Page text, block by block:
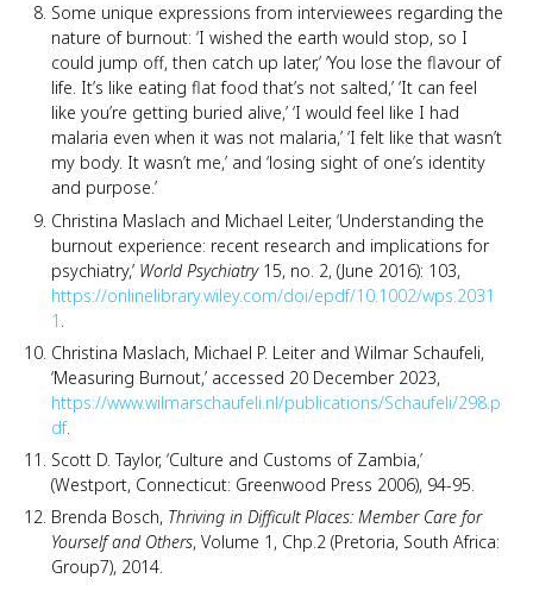
Some unique expressions from interviewees regarding the
nature of burnout: ‘I wished the earth would stop, so I
could jump off, then catch up later,’ ‘You lose the flavour of
life. It’s like eating flat food that’s not salted,’ ‘It can feel
like you’re getting buried alive,’ ‘I would feel like I had
malaria even when it was not malaria,’ ‘I felt like that wasn’t
my body. It wasn’t me,’ and ‘losing sight of one’s identity
and purpose.’
Christina Maslach and Michael Leiter, ‘Understanding the
burnout experience: recent research and implications for
psychiatry,’ World Psychiatry 15, no. 2, (June 2016): 103,
https://onlinelibrary.wiley.com/doi/epdf/10.1002/wps.2031
1
Christina Maslach, Michael P. Leiter and Wilmar Schaufeli,
‘Measuring Burnout,’ accessed 20 December 2023,
https://www.wilmarschaufeli.nl/publications/Schaufeli/298.p
df.
Scott D. Taylor, ‘Culture and Customs of Zambia,’
(Westport, Connecticut: Greenwood Press 2006), 94-95.
Brenda Bosch, Thriving in Difficult Places: Member Care for
Yourself and Others, Volume 1, Chp.2 (Pretoria, South Africa:
Group7), 2014.